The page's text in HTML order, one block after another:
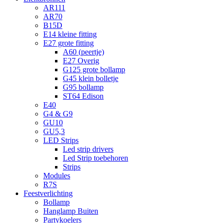
AR111
AR70
B15D
E14 kleine fitting
E27 grote fitting
A60 (peertje)
E27 Overig
G125 grote bollamp
G45 klein bolletje
G95 bollamp
ST64 Edison
E40
G4 & G9
GU10
GU5,3
LED Strips
Led strip drivers
Led Strip toebehoren
Strips
Modules
R7S
Feestverlichting
Bollamp
Hanglamp Buiten
Partykoelers